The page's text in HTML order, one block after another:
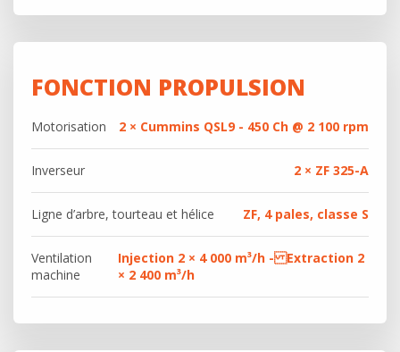
FONCTION PROPULSION
Motorisation 2 × Cummins QSL9 - 450 Ch @ 2 100 rpm
Inverseur 2 × ZF 325-A
Ligne d’arbre, tourteau et hélice ZF, 4 pales, classe S
Ventilation
machine
Injection 2 × 4 000 m³/h - Extraction 2
× 2 400 m³/h